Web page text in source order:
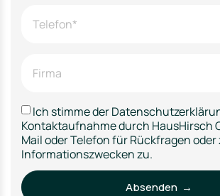
Ich stimme der
Kontaktaufnahme durch HausHirsch
Mail oder Telefon für Rückfragen oder
Informationszwecken zu.
Absenden →